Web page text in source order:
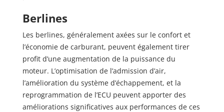
Berlines
Les berlines, généralement axées sur le confort et
l’économie de carburant, peuvent également tirer
profit d’une augmentation de la puissance du
moteur. L’optimisation de l’admission d’air,
l’amélioration du système d’échappement, et la
reprogrammation de l’ECU peuvent apporter des
améliorations significatives aux performances de ces